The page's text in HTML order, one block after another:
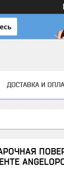
ДОСТАВКА И